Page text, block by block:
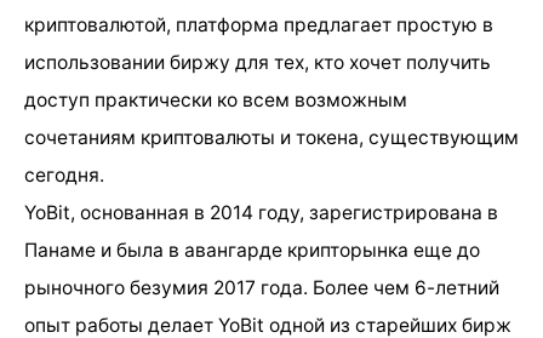
криптовалютой, платформа предлагает простую в
использовании биржу для тех, кто хочет получить
доступ практически ко всем возможным
сочетаниям криптовалюты и токена, существующим
сегодня.
YoBit, основанная в 2014 году, зарегистрирована в
Панаме и была в авангарде крипторынка еще до
рыночного безумия 2017 года. Более чем 6-летний
опыт работы делает YoBit одной из старейших бирж